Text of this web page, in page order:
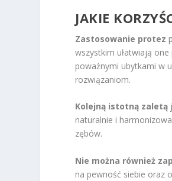
JAKIE
Zastosowanie protez
wszystkim ułatwiają
poważnymi ubytkami w
rozwiązaniom.
Kolejną istotną zaletą
naturalnie i
zębów.
Nie można również
na pewność siebie oraz